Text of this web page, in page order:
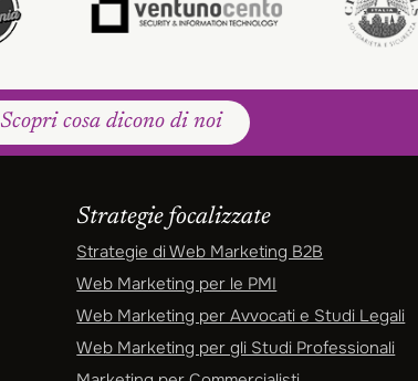
Scopri cosa dicono di noi
Strategie focalizzate
Strategie di Web Marketing B2B
Web Marketing per le PMI
Web Marketing per Avvocati e Studi Legali
Web Marketing per gli Studi Professionali